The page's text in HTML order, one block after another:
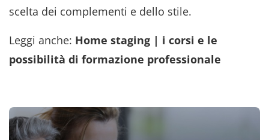
scelta dei complementi e dello stile.
Leggi anche: Home staging | i corsi e le
possibilità di formazione professionale